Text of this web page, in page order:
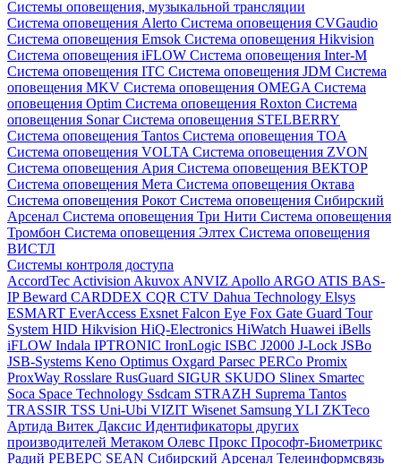
Системы оповещения, музыкальной трансляции
Система оповещения Alerto Система оповещения CVGaudio
Система оповещения Emsok Система оповещения Hikvision
Система оповещения iFLOW Система оповещения Inter-M
Система оповещения ITC Система оповещения JDM Система
оповещения MKV Система оповещения OMEGA Система
оповещения Optim Система оповещения Roxton Система
оповещения SonarСистема оповещения STELBERRY
Система оповещения Tantos Система оповещения TOA
Система оповещения VOLTA Система оповещения ZVON
Система оповещения Ария Система оповещения ВЕКТОР
Система оповещения Мета Система оповещения Октава
Система оповещения Рокот Система оповещения Сибирский
Арсенал Система оповещения Три Нити Система оповещения
Тромбон Система оповещения Элтех Система оповещения
ВИСТЛ
Системы контроля доступа
AccordTec Activision Akuvox ANVIZ Apollo ARGO ATIS BAS-
IPBeward CARDDEX CQR CTV Dahua Technology Elsys
ESMART EverAccess Exsnet Falcon Eye Fox Gate Guard Tour
System HID Hikvision HiQ-Electronics HiWatch Huawei iBells
iFLOW Indala IPTRONIC IronLogic ISBC J2000 J-Lock JSBo
JSB-Systems Keno Optimus Oxgard Parsec PERCo Promix
ProxWay Rosslare RusGuard SIGUR SKUDO Slinex Smartec
Soca Space Technology Ssdcam STRAZH Suprema Tantos
TRASSIR TSS Uni-Ubi VIZIT Wisenet SamsungYLI ZKTeco
Артида Витек Даксис Идентификаторы других
производителей Метаком Олевс Прокс Прософт-Биометрикс
Радий РЕВЕРС SEAN Сибирский Арсенал Телеинформсвязь